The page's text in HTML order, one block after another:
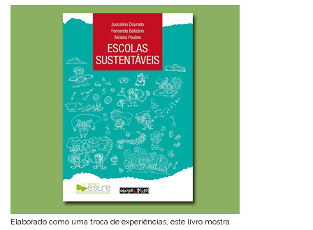
Elaborado como uma troca de experiências, este livro mostra